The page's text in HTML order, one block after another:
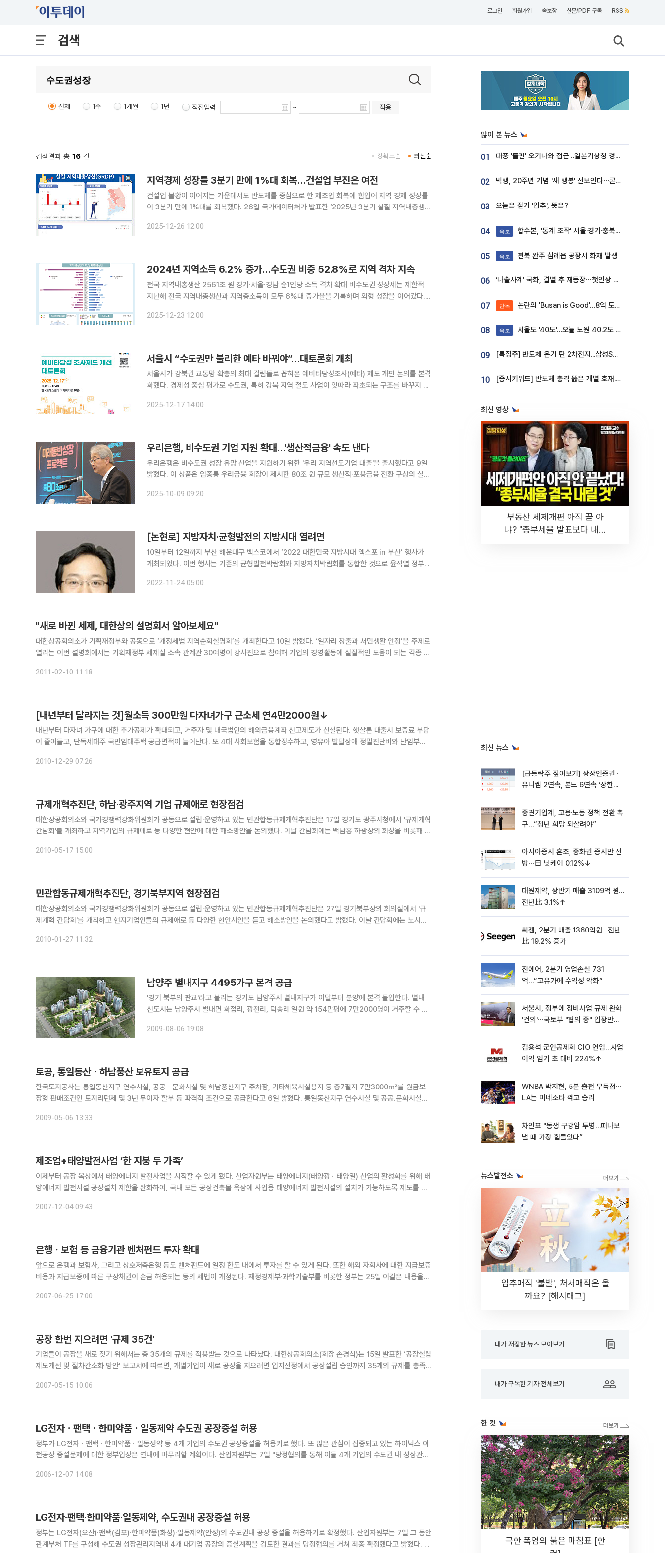
로그인 회원가입 속보창 신문/PDF 구독 RSS
검색
전체 1주 1개월 1년 직접입력 ~ 적용
검색결과 총 16 건 최신순
정확도순
지역경제 성장률 3분기 만에 1%대 회복…건설업 부진은 여전
건설업 불황이 이어지는 가운데서도 반도체를 중심으로 한 제조업 회복에 힘입어 지역 경제 성장률
이 3분기 만에 1%대를 회복했다. 26일 국가데이터처가 발표한 ‘2025년 3분기 실질 지역내총생산
기(0.6%)보다 상승 폭이 확대되며 1%대 성장률을 회
2025-12-26 12:00
2024년 지역소득 6.2% 증가…수도권 비중 52.8%로 지역 격차 지속
전국 지역내총생산 2561조 원 경기·서울·경남 순1인당 소득 격차 확대 비수도권 성장세는 제한적
지난해 전국 지역내총생산과 지역총소득이 모두 6%대 증가율을 기록하며 외형 성장을 이어갔다.
렷하게 나타났다. 지역소득 증가에도 불구하고 수도권 집중과 비수도권의
2025-12-23 12:00
서울시 “수도권만 불리한 예타 바꿔야”…대토론회 개최
서울시가 강북권 교통망 확충의 최대 걸림돌로 꼽혀온 예비타당성조사(예타) 제도 개편 논의를 본격
화했다. 경제성 중심 평가로 수도권, 특히 강북 지역 철도 사업이 잇따라 좌초되는 구조를 바꾸지 않
프레스센터 국제회의장에서 ‘균형발전과 국가재정 효율화를 위한
2025-12-17 14:00
우리은행, 비수도권 기업 지원 확대…'생산적금융' 속도 낸다
우리은행은 비수도권 성장 유망 산업을 지원하기 위한 '우리 지역선도기업 대출'을 출시했다고 9일
밝혔다. 이 상품은 임종룡 우리금융 회장이 제시한 80조 원 규모 생산적·포용금융 전환 구상의 실행
로 우대금리 혜택을 제공한다. 특히 신규 고객이나 기술 등급
2025-10-09 09:20
[논현로] 지방자치·균형발전의 지방시대 열려면
10일부터 12일까지 부산 해운대구 벡스코에서 ‘2022 대한민국 지방시대 엑스포 in 부산’ 행사가
개최되었다. 이번 행사는 기존의 균형발전박람회와 지방자치박람회를 통합한 것으로 윤석열 정부의
도의 지역생활 밀착형 콘텐츠를 홍보하는 ‘전시관’, 각계 전문가가
2022-11-24 05:00
"새로 바뀐 세제, 대한상의 설명회서 알아보세요"
대한상공회의소가 기획재정부와 공동으로 ‘개정세법 지역순회설명회’를 개최한다고 10일 밝혔다. ‘일자리 창출과 서민생활 안정’을 주제로
열리는 이번 설명회에서는 기획재정부 세제실 소속 관계관 30여명이 강사진으로 참여해 기업의 경영활동에 실질적인 도움이 되는 각종 세
2011-02-10 11:18
[내년부터 달라지는 것]월소득 300만원 다자녀가구 근소세 연4만2000원↓
내년부터 다자녀 가구에 대한 추가공제가 확대되고, 거주자 및 내국법인의 해외금융계좌 신고제도가 신설된다. 햇살론 대출시 보증료 부담
이 줄어들고, 단독세대주 국민임대주택 공급면적이 늘어난다. 또 4대 사회보험을 통합징수하고, 영유아 발달장애 정밀진단비와 난임부부
2010-12-29 07:26
규제개혁추진단, 하남·광주지역 기업 규제애로 현장점검
대한상공회의소와 국가경쟁력강화위원회가 공동으로 설립·운영하고 있는 민관합동규제개혁추진단은 17일 경기도 광주시청에서 '규제개혁
간담회'를 개최하고 지역기업의 규제애로 등 다양한 현안에 대한 해소방안을 논의했다. 이날 간담회에는 백남홍 하광상의 회장을 비롯해 박
2010-05-17 15:00
민관합동규제개혁추진단, 경기북부지역 현장점검
대한상공회의소와 국가경쟁력강화위원회가 공동으로 설립·운영하고 있는 민관합동규제개혁추진단은 27일 경기북부상의 회의실에서 '규
제개혁 간담회'를 개최하고 현지기업인들의 규제애로 등 다양한 현안사안을 듣고 해소방안을 논의했다고 밝혔다. 이날 간담회에는 노시청
2010-01-27 11:32
남양주 별내지구 4495가구 본격 공급
'경기 북부의 판교'라고 불리는 경기도 남양주시 별내지구가 이달부터 분양에 본격 돌입한다. 별내
신도시는 남양주시 별내면 화접리, 광전리, 덕송리 일원 약 154만평에 7만2000명이 거주할 수 있
2009-08-06 19:08
토공, 통일동산ㆍ하남풍산 보유토지 공급
한국토지공사는 통일동산지구 연수시설, 공공ㆍ문화시설 및 하남풍산지구 주차장, 기타체육시설용지 등 총7필지 7만3000㎡를 원금보
장형 판매조건인 토지리턴제 및 3년 무이자 할부 등 파격적 조건으로 공급한다고 6일 밝혔다. 통일동산지구 연수시설 및 공공.문화시설용
2009-05-06 13:33
제조업+태양발전사업 ‘한 지붕 두 가족’
이제부터 공장 옥상에서 태양에너지 발전사업을 시작할 수 있게 됐다. 산업자원부는 태양에너지(태양광ㆍ태양열) 산업의 활성화를 위해 태
양에너지 발전시설 공장설치 제한을 완화하여, 국내 모든 공장건축물 옥상에 사업용 태양에너지 발전시설의 설치가 가능하도록 제도를 개
2007-12-04 09:43
은행ㆍ보험 등 금융기관 벤처펀드 투자 확대
앞으로 은행과 보험사, 그리고 상호저축은행 등도 벤처펀드에 일정 한도 내에서 투자를 할 수 있게 된다. 또한 해외 자회사에 대한 지급보증
비용과 지급보증에 따른 구상채권이 손금 허용되는 등의 세법이 개정된다. 재정경제부·과학기술부를 비롯한 정부는 25일 이같은 내용을
2007-06-25 17:00
공장 한번 지으려면 '규제 35건'
기업들이 공장을 새로 짓기 위해서는 총 35개의 규제를 적용받는 것으로 나타났다. 대한상공회의소(회장 손경식)는 15일 발표한 ‘공장설립
제도개선 및 절차간소화 방안’ 보고서에 따르면, 개별기업이 새로 공장을 지으려면 입지선정에서 공장설립 승인까지 35개의 규제를 충족
2007-05-15 10:06
LG전자ㆍ팬택ㆍ한미약품ㆍ일동제약 수도권 공장증설 허용
정부가 LG전자ㆍ팬택ㆍ한미약품ㆍ일동젱약 등 4개 기업의 수도권 공장증설을 허용키로 했다. 또 많은 관심이 집중되고 있는 하이닉스 이
천공장 증설문제에 대한 정부입장은 연내에 마무리할 계획이다. 산업자원부는 7일 "당정협의를 통해 이들 4개 기업의 수도권 내 성장관리
2006-12-07 14:08
LG전자·팬택·한미약품·일동제약, 수도권내 공장증설 허용
정부는 LG전자(오산)·팬택(김포)·한미약품(화성)·일동제약(안성)의 수도권내 공장 증설을 허용하기로 확정했다. 산업자원부는 7일 그 동안
관계부처 TF를 구성해 수도권 성장관리지역내 4개 대기업 공장의 증설계획을 검토한 결과를 당정협의를 거쳐 최종 확정했다고 밝혔다. 이
많이 본 뉴스
01 태풍 '돌핀' 오키나와 접근…일본기상청 경로 업데이트
02 빅뱅, 20주년 기념 '새 뱅봉' 선보인다⋯콘서트 앞두고 팝업 개최
03 오늘은 절기 '입추', 뜻은?
04 속보 합수본, '통계 조작' 서울·경기·충북 선관위 등 추가 압수수색
05 속보 전북 완주 삼례읍 공장서 화재 발생
06 ‘나솔사계’ 국화, 결별 후 재등장⋯첫인상 투표 휩쓸고 ‘인기녀’ 등극
07 단독 논란의 'Busan is Good'…8억 도시브랜드, 용산 대통령실 CI 업체가 수행
08 속보 서울도 '40도'…오늘 노원 40.2도 기록
09 [특징주] 반도체 온기 탄 2차전지...삼성SDI, 장 초반 7% 넘게 껑충
10 [증시키워드] 반도체 충격 뚫은 개별 호재...포스코퓨처엠·에코프로·한화솔루션 '눈길'
최신 영상
부동산 세제개편 아직 끝 아
냐? "종부세율 발표보다 내릴
최신 뉴스
[급등락주 짚어보기] 상상인증권ㆍ
유니켐 2연속, 본느 6연속 ‘상한
중견기업계, 고용·노동 정책 전환 촉
구…“청년 희망 되살려야”
아시아증시 혼조, 중화권 증시만 선
방⋯日 닛케이 0.12%↓
대원제약, 상반기 매출 3109억 원…
전년比 3.1%↑
씨젠, 2분기 매출 1360억원…전년
比 19.2% 증가
진에어, 2분기 영업손실 731
억…“고유가에 수익성 악화”
서울시, 정부에 정비사업 규제 완화
'건의'⋯국토부 "협의 중" 입장만
김용석 군인공제회 CIO 연임…사업
이익 임기 초 대비 224%↑
WNBA 박지현, 5분 출전 무득점⋯
LA는 미네소타 꺾고 승리
차인표 "동생 구강암 투병…떠나보
낼 때 가장 힘들었다”
뉴스발전소
입추매직 '불발', 처서매직은 올
까요? [해시태그]
내가 저장한 뉴스 모아보기
내가 구독한 기자 전체보기
한 컷
극한 폭염의 붉은 마침표 [한